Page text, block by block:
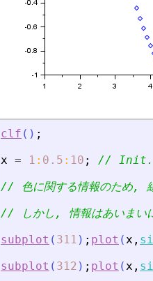
clf ( ) ;
x = 1 : 0.5 : 10 ;
// Init.
// 色に関する情報のため, 線
// しかし, 情報はあいまい
subplot ( 311 ) ; plot (x ,
subplot ( 312 ) ; plot (x ,